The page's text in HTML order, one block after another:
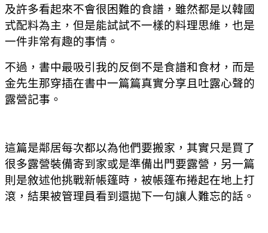
及許多看起來不會很困難的食譜，雖然都是以韓國
式配料為主，但是能試試不一樣的料理思維，也是
一件非常有趣的事情。
不過，書中最吸引我的反倒不是食譜和食材，而是
金先生那穿插在書中一篇篇真實分享且吐露心聲的
露營記事。
這篇是鄰居每次都以為他們要搬家，其實只是買了
很多露營裝備寄到家或是準備出門要露營，另一篇
則是敘述他挑戰新帳篷時，被帳篷布捲起在地上打
滾，結果被管理員看到還拋下一句讓人難忘的話。